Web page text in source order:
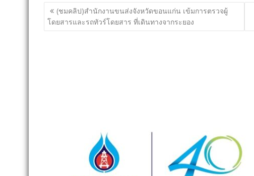
แนะแนว
เรื่อง
(ชมคลิป)สำนักงานขนส่งจังหวัดขอนแก่น เข้มการตรวจผู้
โดยสารและรถทัวร์โดยสาร ที่เดินทางจากระยอง